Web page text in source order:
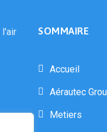
SOMMAIRE
Accueil
Aérautec
Metiers